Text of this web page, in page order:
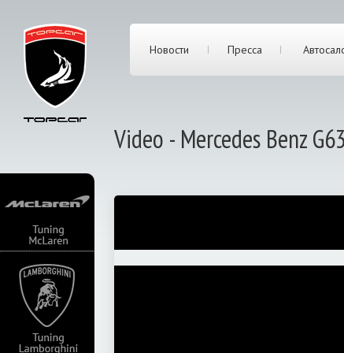
Новости Пресса
Video - Mercedes Benz